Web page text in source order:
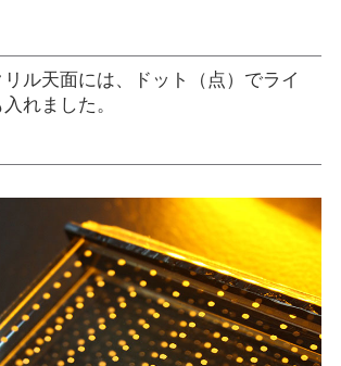
リル天面には、ドット（点）でライ
れました。